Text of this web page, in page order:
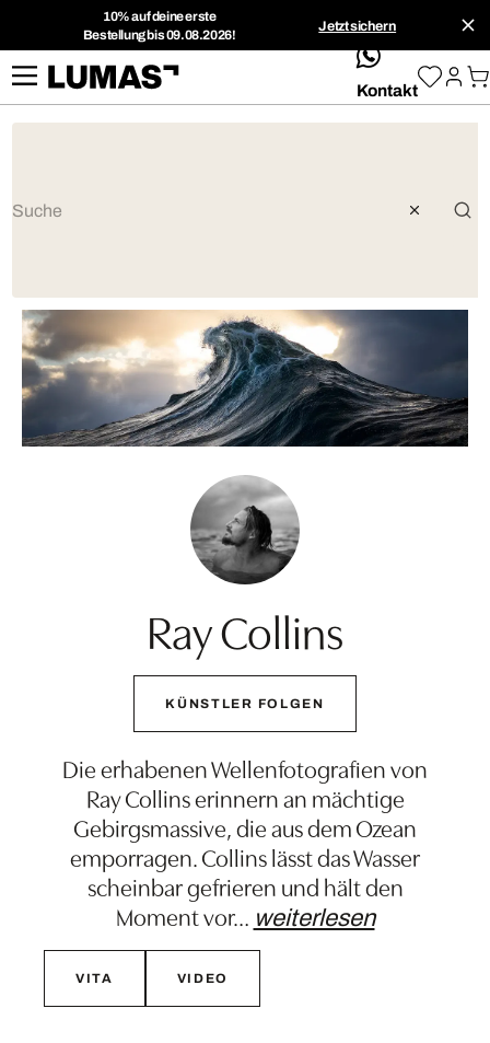
10% auf deine erste
Bestellung bis 09.08.2026!
Jetzt sichern
whatsApp
Kontakt
Ray Collins
KÜNSTLER FOLGEN
Die erhabenen Wellenfotografien von
Ray Collins erinnern an mächtige
Gebirgsmassive, die aus dem Ozean
emporragen. Collins lässt das Wasser
scheinbar gefrieren und hält den
Moment vor… weiterlesen
VITA VIDEO